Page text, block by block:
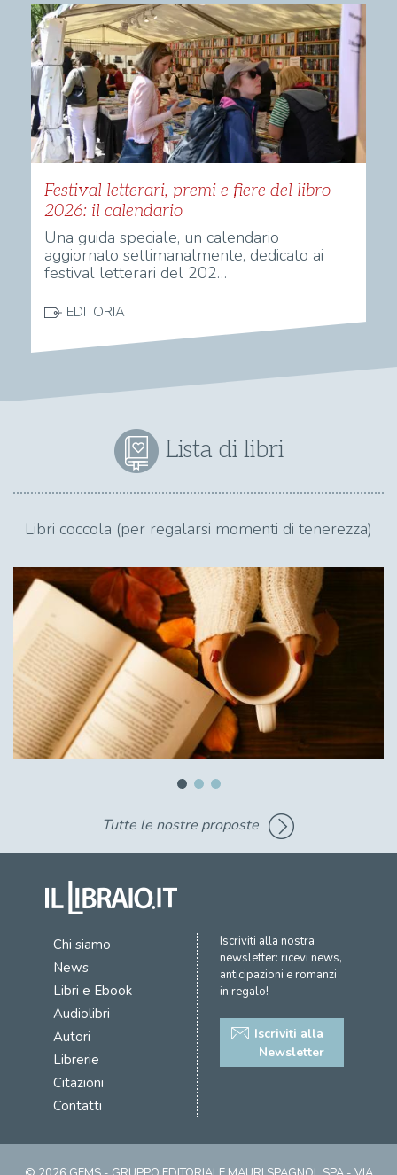
Festival letterari, premi e fiere del libro
2026: il calendario
Una guida speciale, un calendario
aggiornato settimanalmente, dedicato ai
festival letterari del 202…
EDITORIA
Lista di libri
Libri coccola (per regalarsi momenti di tenerezza)
Tutte le nostre proposte
Chi siamo
News
Libri e Ebook
Audiolibri
Autori
Librerie
Citazioni
Contatti
Iscriviti alla nostra
newsletter: ricevi news,
anticipazioni e romanzi
in regalo!
Iscriviti alla
Newsletter